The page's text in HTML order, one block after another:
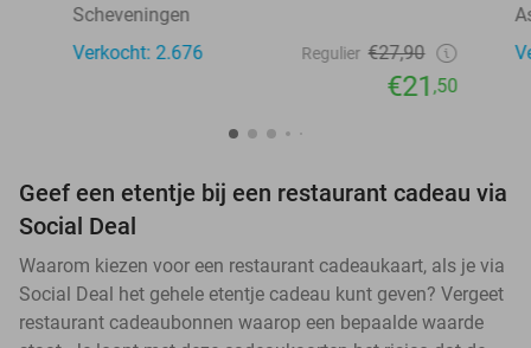
Scheveningen
Verkocht: 2.676
Regulier €27,90
€21,50
Geef een etentje bij een restaurant cadeau via
Social Deal
Waarom kiezen voor een restaurant cadeaukaart, als je via
Social Deal het gehele etentje cadeau kunt geven? Vergeet
restaurant cadeaubonnen waarop een bepaalde waarde